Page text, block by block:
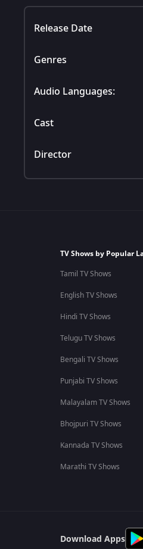
Release Date
Genres
Audio Languages:
Cast
Director
TV Shows by Popular
Tamil TV Shows
English TV Shows
Hindi TV Shows
Telugu TV Shows
Bengali TV Shows
Punjabi TV Shows
Malayalam TV Shows
Bhojpuri TV Shows
Kannada TV Shows
Marathi TV Shows
Download Apps